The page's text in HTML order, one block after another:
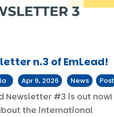
n.3 of EmLead!
| Apr 9, 2026 | News , Post
Newsletter #3 is out now!
the international